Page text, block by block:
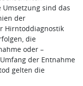
sind das
der
Hirntoddiagnostik
die
oder –
der Entnahme
gelten die